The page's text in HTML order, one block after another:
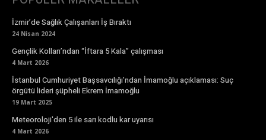
İzmir’de Sağlık Çalışanları İş Bıraktı
24 Nisan 2024
Gençlik Kolları’ndan “İftara 5 Kala” çalışması
4 Mart 2026
İstanbul Cumhuriyet Başsavcılığı’ndan İmamoğlu açıklaması: Suç
örgütü lideri şüpheli Ekrem İmamoğlu
19 Mart 2025
Meteoroloji'den 5 ile sarı kodlu kar uyarısı
4 Mart 2026